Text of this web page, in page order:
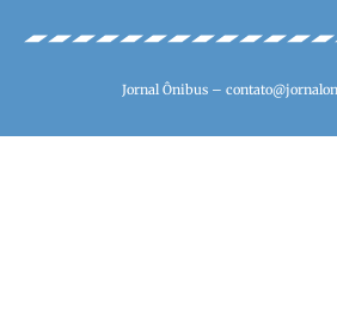
Jornal Ônibus –